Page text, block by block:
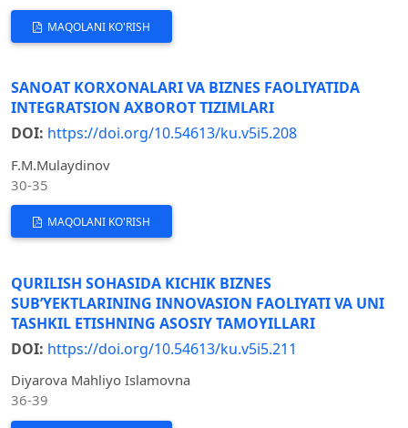
MAQOLANI KO'RISH
SANOAT KORXONALARI VA BIZNES FAOLIYATIDA
INTEGRATSION AXBOROT TIZIMLARI
DOI: https://doi.org/10.54613/ku.v5i5.208
F.M.Mulaydinov
30-35
MAQOLANI KO'RISH
QURILISH SOHASIDA KICHIK BIZNES
SUB’YEKTLARINING INNOVASION FAOLIYATI VA UNI
TASHKIL ETISHNING ASOSIY TAMOYILLARI
DOI: https://doi.org/10.54613/ku.v5i5.211
Diyarova Mahliyo Islamovna
36-39